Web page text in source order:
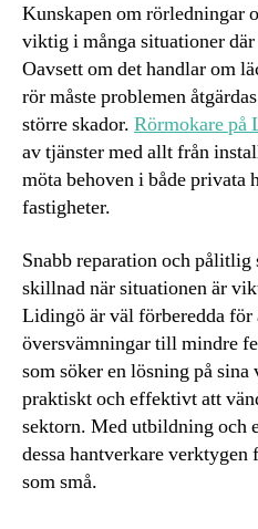
Kunskapen om rörledningar
viktig i många situationer
Oavsett om det handlar om
rör måste problemen
större skador. Rörmokare på
av tjänster med allt från
möta behoven i både privata
fastigheter.
Snabb reparation och pålitlig
skillnad när situationen är
Lidingö är väl förberedda för
översvämningar till mindre
som söker en lösning på
praktiskt och effektivt att
sektorn. Med utbildning och
dessa hantverkare
som små.